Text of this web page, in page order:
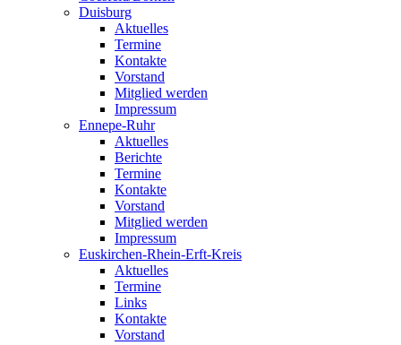
Duisburg
Aktuelles
Termine
Kontakte
Vorstand
Mitglied werden
Impressum
Ennepe-Ruhr
Aktuelles
Berichte
Termine
Kontakte
Vorstand
Mitglied werden
Impressum
Euskirchen-Rhein-Erft-Kreis
Aktuelles
Termine
Links
Kontakte
Vorstand